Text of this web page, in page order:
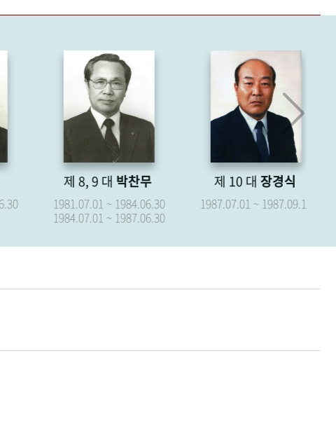
제 8, 9 대박찬무
1981.07.01 ~ 1984.06.30
1984.07.01 ~ 1987.06.30
제 10 대장경식
1987.07.01 ~ 1987.09.15